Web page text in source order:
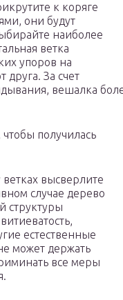
к коряге
они будут
наиболее
ветка
упоров на
друга. За счет
вешалка
получилась
высверлите
случае дерево
структуры
естественные
может держать
все меры